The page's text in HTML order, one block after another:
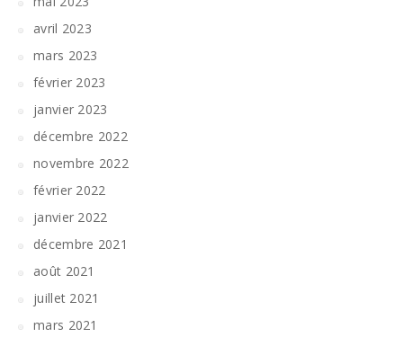
avril 2023
mars 2023
février 2023
janvier 2023
décembre 2022
novembre 2022
février 2022
janvier 2022
décembre 2021
août 2021
juillet 2021
mars 2021